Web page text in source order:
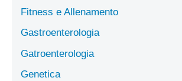
Fitness e Allenamento
Gastroenterologia
Gatroenterologia
Genetica